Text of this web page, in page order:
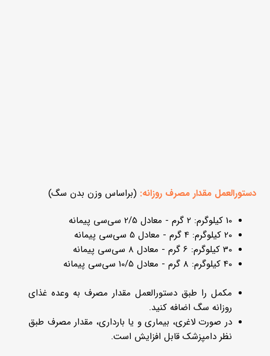
دستورالعمل مقدار مصرف روزانه: (براساس وزن بدن سگ)
10 کیلوگرم: 2 گرم - معادل 2/5 سی‌سی پیمانه
20 کیلوگرم: 4 گرم - معادل 5 سی‌سی پیمانه
30 کیلوگرم: 6 گرم - معادل 8 سی‌سی پیمانه
40 کیلوگرم: 8 گرم - معادل 10/5 سی‌سی پیمانه
مکمل را طبق دستورالعمل مقدار مصرف به وعده غذای
روزانه سگ اضافه کنید.
در صورت لاغری، بیماری و یا بارداری، مقدار مصرف طبق
نظر دامپزشک قابل افزایش است.